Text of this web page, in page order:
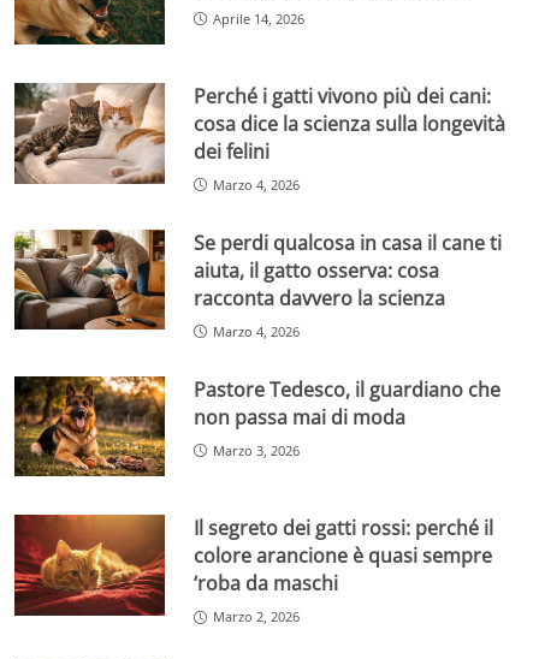
Aprile 14, 2026
Perché i gatti vivono più dei cani:
cosa dice la scienza sulla longevità
dei felini
Marzo 4, 2026
Se perdi qualcosa in casa il cane ti
aiuta, il gatto osserva: cosa
racconta davvero la scienza
Marzo 4, 2026
Pastore Tedesco, il guardiano che
non passa mai di moda
Marzo 3, 2026
Il segreto dei gatti rossi: perché il
colore arancione è quasi sempre
‘roba da maschi
Marzo 2, 2026